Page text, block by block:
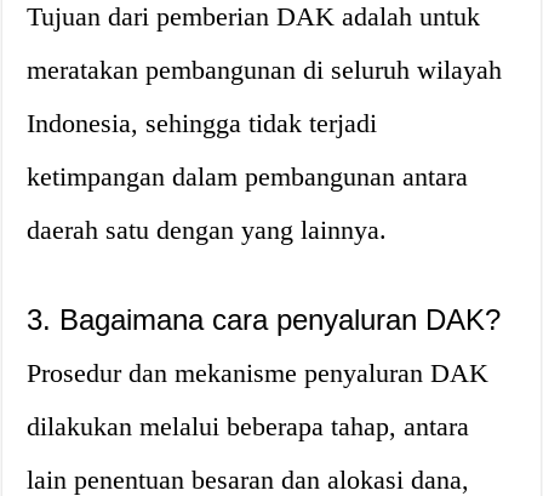
Tujuan dari pemberian DAK adalah untuk
meratakan pembangunan di seluruh wilayah
Indonesia, sehingga tidak terjadi
ketimpangan dalam pembangunan antara
daerah satu dengan yang lainnya.
3. Bagaimana cara penyaluran DAK?
Prosedur dan mekanisme penyaluran DAK
dilakukan melalui beberapa tahap, antara
lain penentuan besaran dan alokasi dana,